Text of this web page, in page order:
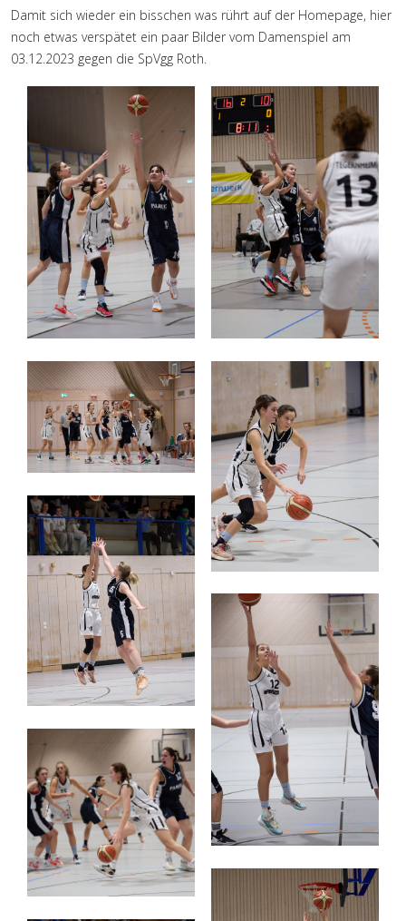
Damit sich wieder ein bisschen was rührt auf der Homepage, hier
noch etwas verspätet ein paar Bilder vom Damenspiel am
03.12.2023 gegen die SpVgg Roth.